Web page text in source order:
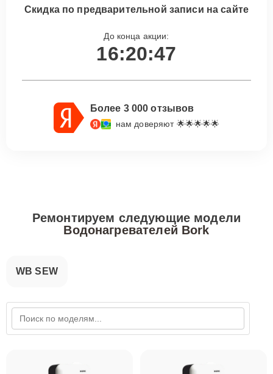
Скидка по предварительной записи на сайте
До конца акции:
16:20:46
Более 3 000 отзывов
нам доверяют 🌟🌟🌟🌟🌟
Ремонтируем следующие модели
Водонагревателей Bork
WB SEW